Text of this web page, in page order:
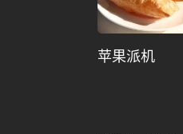
苹果派机